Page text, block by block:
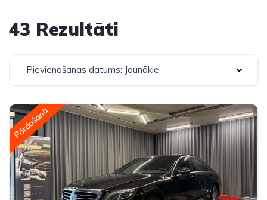
43 Rezultāti
Pievienošanas datums: Jaunākie
Pārdošanā